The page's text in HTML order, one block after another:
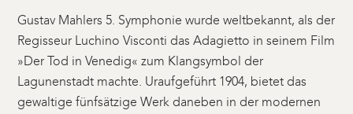
Gustav Mahlers 5. Symphonie wurde weltbekannt, als der
Regisseur Luchino Visconti das Adagietto in seinem Film
»Der Tod in Venedig« zum Klangsymbol der
Lagunenstadt machte. Uraufgeführt 1904, bietet das
gewaltige fünfsätzige Werk daneben in der modernen